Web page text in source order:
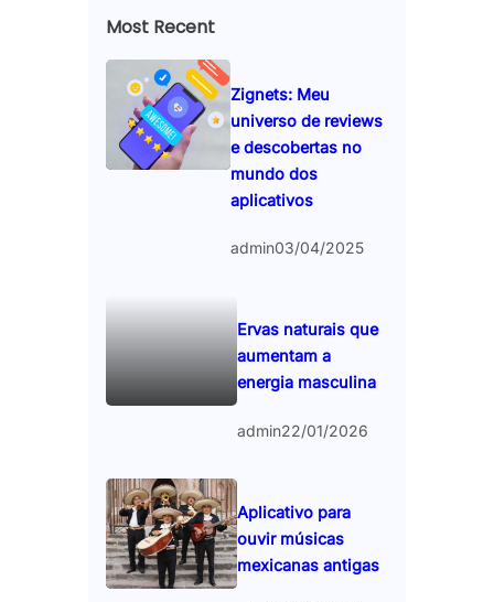
Most Recent
Zignets: Meu
universo de reviews
e descobertas no
mundo dos
aplicativos
admin03/04/2025
Ervas naturais que
aumentam a
energia masculina
admin22/01/2026
Aplicativo para
ouvir músicas
mexicanas antigas